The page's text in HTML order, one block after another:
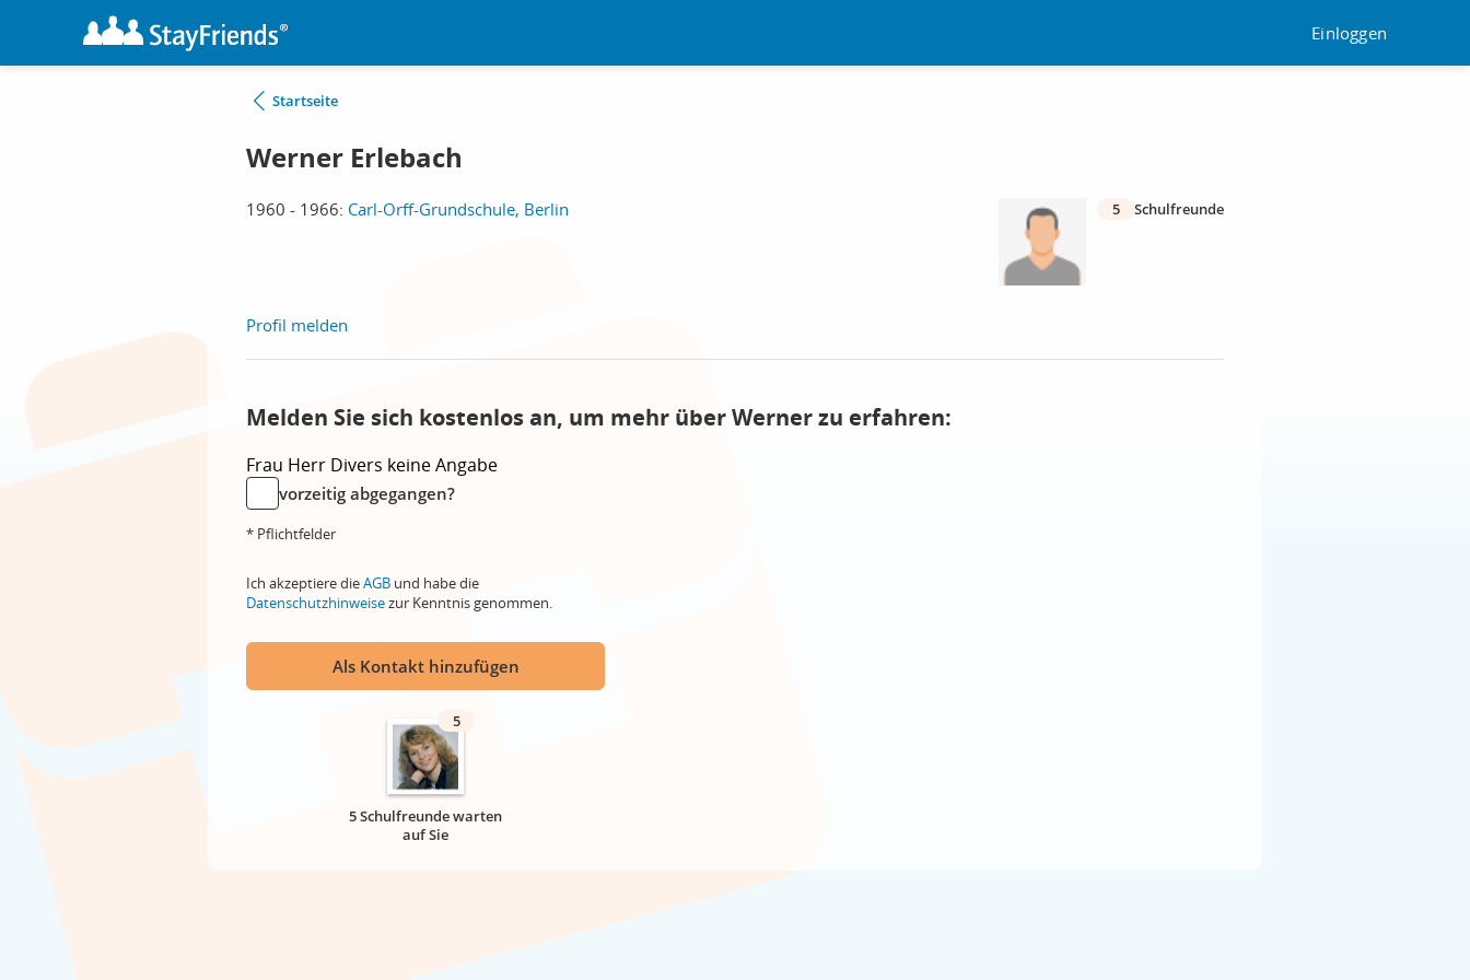
Einloggen
Startseite
Werner Erlebach
1960 - 1966: Carl-Orff-Grundschule, Berlin 5 Schulfreunde
Profil melden
Melden Sie sich kostenlos an, um mehr über Werner zu erfahren:
Frau Herr Divers keine Angabe
vorzeitig abgegangen?
* Pflichtfelder
Ich akzeptiere dieAGB und habe die
Datenschutzhinweisezur Kenntnis genommen.
Als Kontakt hinzufügen
5
5 Schulfreunde warten
auf Sie